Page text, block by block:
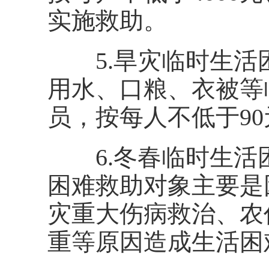
实施救助。
5.旱灾临时生活
用水、口粮、衣被
员，按每人不低于
6.冬春临时生活
困难救助对象主要
灾重大伤病救治、
重等原因造成生活